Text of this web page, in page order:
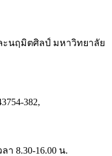
ะนฤมิตศิลป์ มหาวิทยาลัย
382,
8.30-16.00 น.